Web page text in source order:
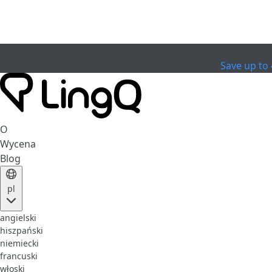
Save up to
O
Wycena
Blog
pl
angielski
hiszpański
niemiecki
francuski
włoski